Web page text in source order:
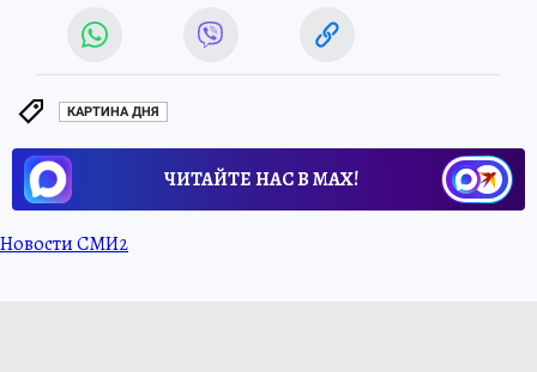
КАРТИНА ДНЯ
ЧИТАЙТЕ НАС В МАХ!
Новости СМИ2